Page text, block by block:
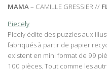
MAMA– CAMILLE GRESSIER //
Piecely
Picely édite des puzzles aux
fabriqués à partir de papier
existent en mini format de 99
100 pièces. Tout comme les